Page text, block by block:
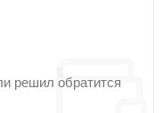
решил обратится